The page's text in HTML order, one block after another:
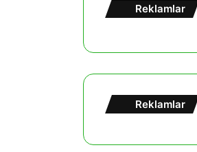
Reklamlar
Reklamlar